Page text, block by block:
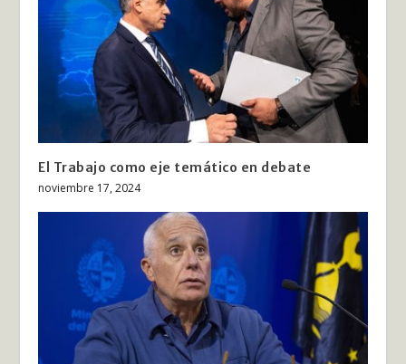
El Trabajo como eje temático en debate
noviembre 17, 2024